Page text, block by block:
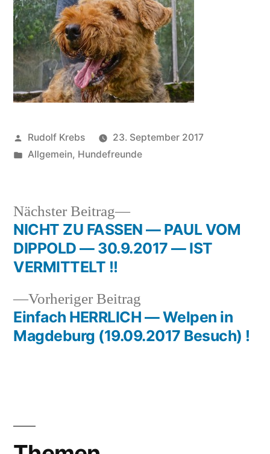
Veröffentlicht
von
Rudolf Krebs
23. September 2017
Veröffentlicht
Allgemein, Hundefreunde
Beitragsnavigation
Vorheriger Beitrag
Beitrag:
Einfach HERRLICH — Welpen in
Magdeburg (19.09.2017 Besuch) !
Nächster Beitrag
Nächster
Beitrag:
NICHT ZU FASSEN — PAUL VOM
DIPPOLD — 30.9.2017 — IST
VERMITTELT !!